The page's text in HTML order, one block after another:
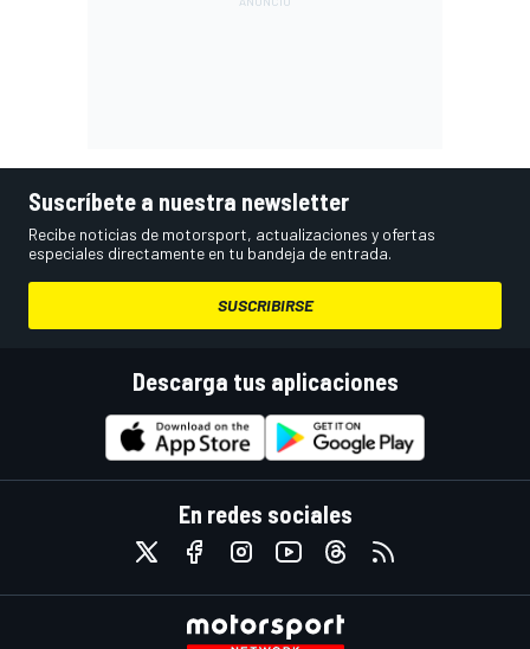
Suscríbete a nuestra newsletter
Recibe noticias de motorsport, actualizaciones y ofertas
especiales directamente en tu bandeja de entrada.
SUSCRIBIRSE
Descarga tus aplicaciones
En redes sociales